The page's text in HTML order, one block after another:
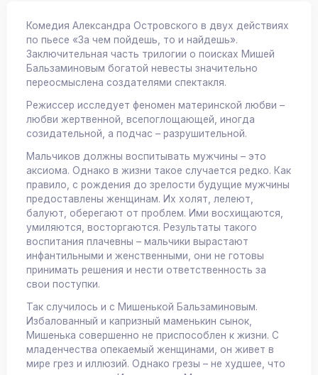
Комедия Александра Островского в двух действиях
по пьесе «За чем пойдешь, то и найдешь».
Заключительная часть трилогии о поисках Мишей
Бальзаминовым богатой невесты значительно
переосмыслена создателями спектакля.
Режиссер исследует феномен материнской любви –
любви жертвенной, всепоглощающей, иногда
созидательной, а подчас – разрушительной.
Мальчиков должны воспитывать мужчины – это
аксиома. Однако в жизни такое случается редко. Как
правило, с рождения до зрелости будущие мужчины
предоставлены женщинам. Их холят, лелеют,
балуют, оберегают от проблем. Ими восхищаются,
умиляются, восторгаются. Результаты такого
воспитания плачевны – мальчики вырастают
инфантильными и женственными, они не готовы
принимать решения и нести ответственность за
свои поступки.
Так случилось и с Мишенькой Бальзаминовым.
Избалованный и капризный маменькин сынок,
Мишенька совершенно не приспособлен к жизни. С
младенчества опекаемый женщинами, он живет в
мире грез и иллюзий. Однако грезы – не худшее, что